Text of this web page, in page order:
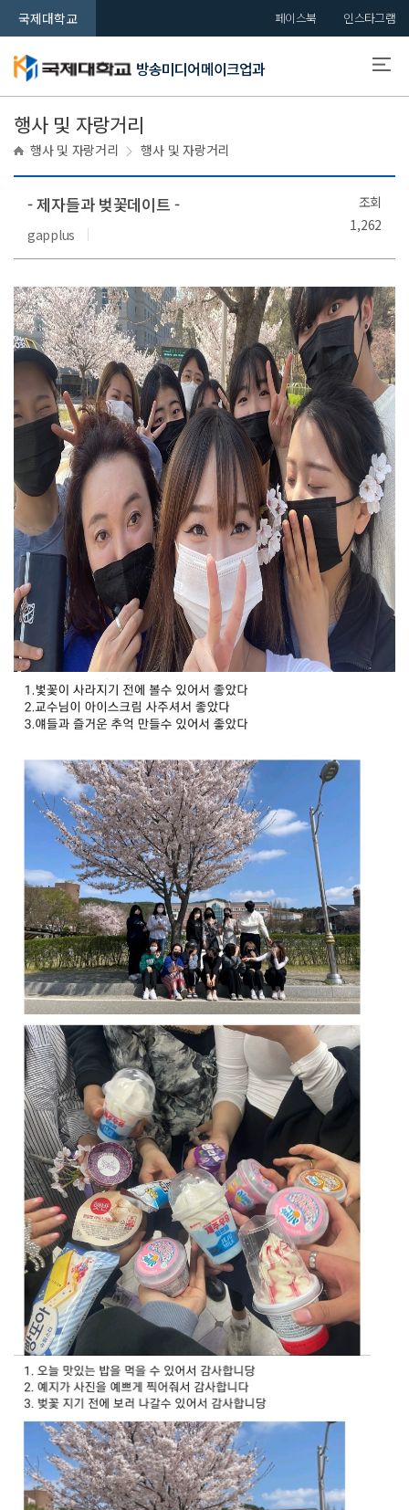
국제대학교 페이스북 인스타그램
방송미디어메이크업과
행사 및 자랑거리 행사 및 자랑거리
행사 및 자랑거리
- 제자들과 벚꽃데이트 -
조회
1,262
gapplus